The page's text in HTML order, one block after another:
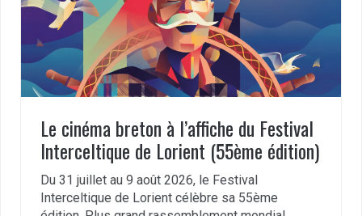
Le cinéma breton à l’affiche du Festival
Interceltique de Lorient (55ème édition)
Du 31 juillet au 9 août 2026, le Festival
Interceltique de Lorient célèbre sa 55ème